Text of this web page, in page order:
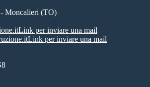
Moncalieri (TO)
Link per inviare una mail
Link per inviare una mail